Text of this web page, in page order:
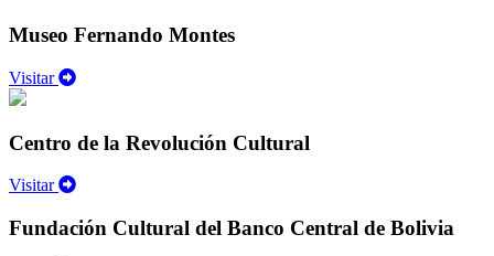
Museo Fernando Montes
Visitar
Centro de la Revolución Cultural
Visitar
Fundación Cultural del Banco Central de Bolivia